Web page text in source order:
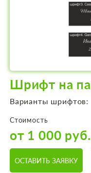
Шрифт на
Варианты шрифтов:
Стоимость
от 1 000 руб.
ОСТАВИТЬ ЗАЯВКУ